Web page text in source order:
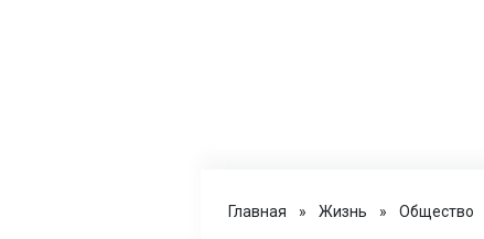
Главная » Жизнь » Общество